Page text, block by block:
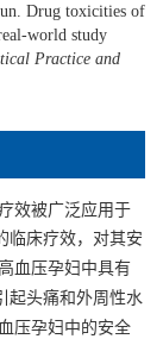
Drug toxicities of
world study
Practice and
效被广泛应用于
临床疗效，对其安
血压孕妇中具有
起头痛和外周性水
压孕妇中的安全